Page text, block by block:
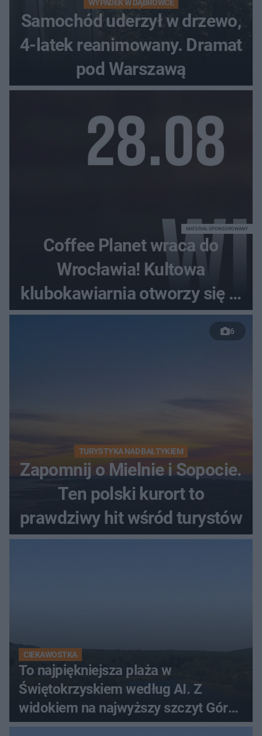
WYPADEK W DĄBRÓWCE
Samochód uderzył w drzewo,
4-latek reanimowany. Dramat
pod Warszawą
Coffee Planet wraca do
Wrocławia! Kultowa
klubokawiarnia otworzy się w
nowym miejscu
MATERIAŁ SPONSOROWANY
6
TURYSTYKA NAD BAŁTYKIEM
Zapomnij o Mielnie i Sopocie.
Ten polski kurort to
prawdziwy hit wśród turystów
CIEKAWOSTKA
To najpiękniejsza plaża w
Świętokrzyskiem według AI. Z
widokiem na najwyższy szczyt Gór
Świętokrzyskich